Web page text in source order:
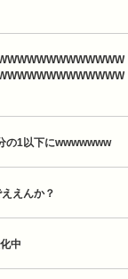
の1以下にwwwwwww
えんか？
中